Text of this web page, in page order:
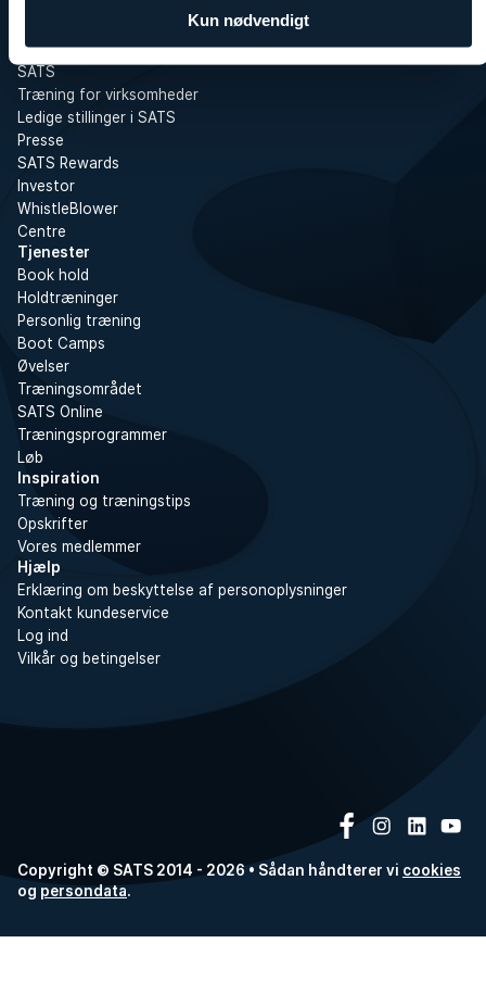
Kun nødvendigt
Om SATS
SATS
Træning for virksomheder
Ledige stillinger i SATS
Presse
SATS Rewards
Investor
WhistleBlower
Centre
Tjenester
Book hold
Holdtræninger
Personlig træning
Boot Camps
Øvelser
Træningsområdet
SATS Online
Træningsprogrammer
Løb
Inspiration
Træning og træningstips
Opskrifter
Vores medlemmer
Hjælp
Erklæring om beskyttelse af personoplysninger
Kontakt kundeservice
Log ind
Vilkår og betingelser
Copyright © SATS 2014 - 2026 • Sådan håndterer vi cookies
og persondata.